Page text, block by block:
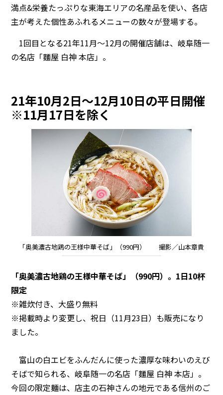
満点&栄養たっぷりな東海エリアの名産品を使い、各店
主が考えた個性あふれるメニューの数々が登場する。
1回目となる21年11月～12月の開催店舗は、岐阜随一
の名店「麵屋 白神 本店」。
21年10月2日～12月10日の平日開催
※11月17日を除く
「奥美濃古地鶏の王様中華そば」（990円） 撮影／山本章貴
「奥美濃古地鶏の王様中華そば」（990円）。1日10杯
限定
※雑炊付き、大盛り無料
※掲載時より変更し、祝日（11月23日）も販売になり
ました。
富山の白エビをふんだんに使った濃厚な味わいのえび
そばで知られる、岐阜随一の名店「麵屋 白神 本店」。
今回の限定麺は、店主の石神さんの地元である信州のご